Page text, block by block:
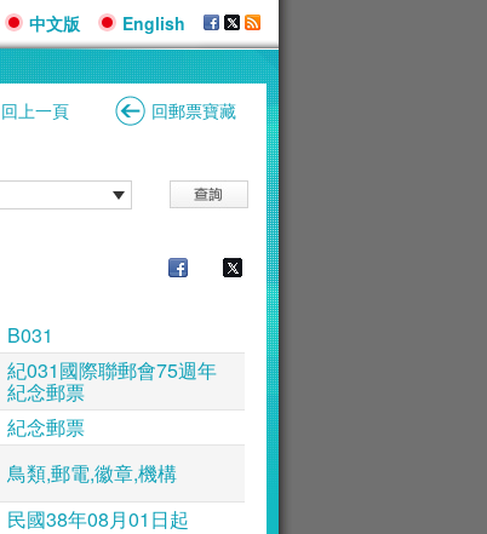
中文版 English
回上一頁 回郵票寶藏
B031
紀031國際聯郵會75週年
紀念郵票
紀念郵票
鳥類,郵電,徽章,機構
民國38年08月01日起